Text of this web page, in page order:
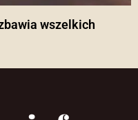
wszelkich